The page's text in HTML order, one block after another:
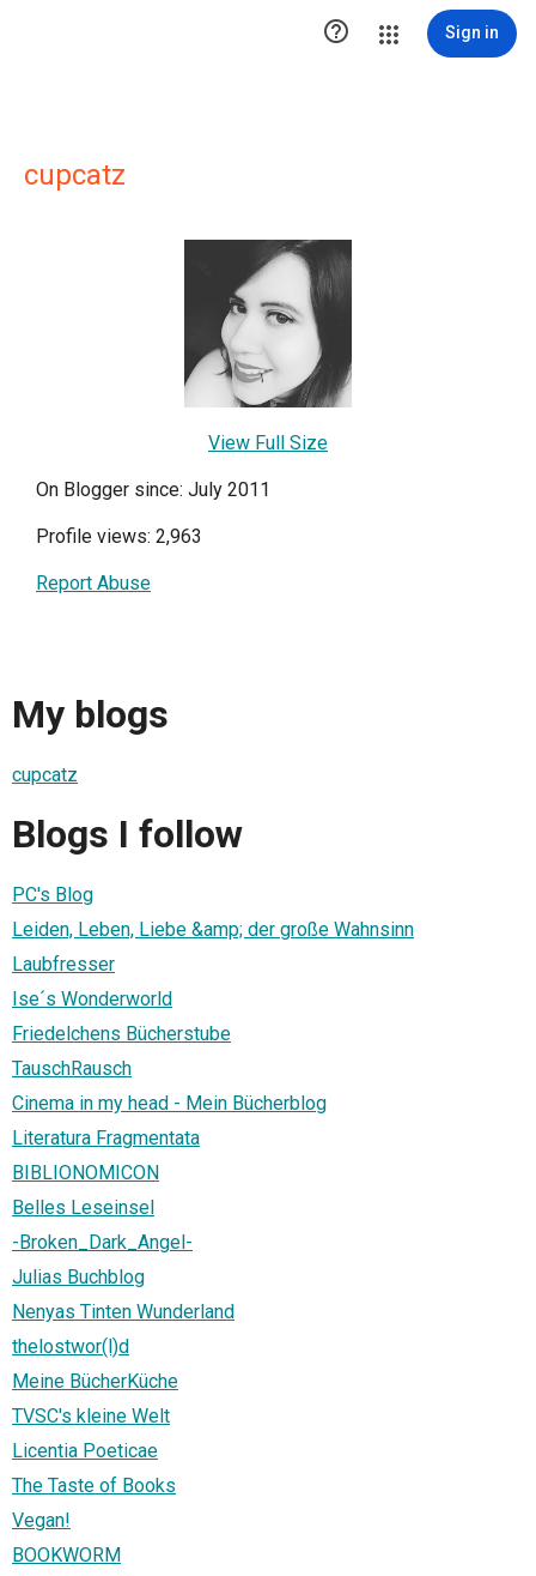
 Sign in
cupcatz
View Full Size
On Blogger since: July 2011
Profile views: 2,963
Report Abuse
My blogs
cupcatz
Blogs I follow
PC's Blog
Leiden, Leben, Liebe &amp; der große Wahnsinn
Laubfresser
Ise´s Wonderworld
Friedelchens Bücherstube
TauschRausch
Cinema in my head - Mein Bücherblog
Literatura Fragmentata
BIBLIONOMICON
Belles Leseinsel
-Broken_Dark_Angel-
Julias Buchblog
Nenyas Tinten Wunderland
thelostwor(l)d
Meine BücherKüche
TVSC's kleine Welt
Licentia Poeticae
The Taste of Books
Vegan!
BOOKWORM